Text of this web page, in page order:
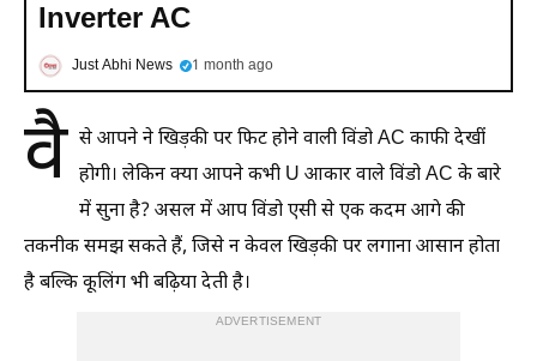
Inverter AC​
Just Abhi News 1 month ago
वै से आपने ने खिड़की पर फिट होने वाली विंडो AC काफी देखीं
होगी। लेकिन क्या आपने कभी U आकार वाले विंडो AC के बारे
में सुना है? असल में आप विंडो एसी से एक कदम आगे की
तकनीक समझ सकते हैं, जिसे न केवल खिड़की पर लगाना आसान होता
है बल्कि कूलिंग भी बढ़िया देती है।
ADVERTISEMENT